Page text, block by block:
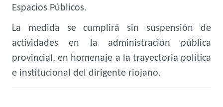
Espacios Públicos.
La medida se cumplirá sin suspensión de
actividades en la administración pública
provincial, en homenaje a la trayectoria política
e institucional del dirigente riojano.